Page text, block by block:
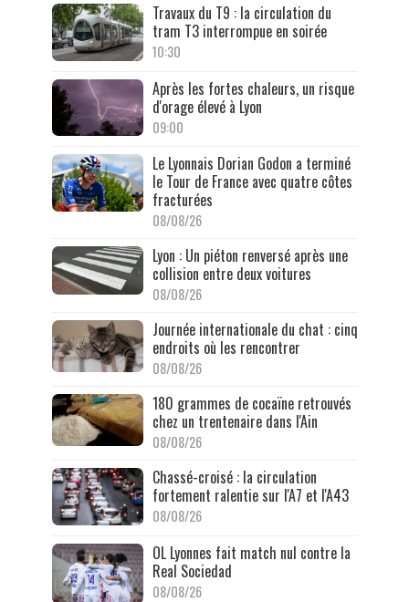
Travaux du T9 : la circulation du
tram T3 interrompue en soirée
10:30
Après les fortes chaleurs, un risque
d'orage élevé à Lyon
09:00
Le Lyonnais Dorian Godon a terminé
le Tour de France avec quatre côtes
fracturées
08/08/26
Lyon : Un piéton renversé après une
collision entre deux voitures
08/08/26
Journée internationale du chat : cinq
endroits où les rencontrer
08/08/26
180 grammes de cocaïne retrouvés
chez un trentenaire dans l'Ain
08/08/26
Chassé-croisé : la circulation
fortement ralentie sur l'A7 et l'A43
08/08/26
OL Lyonnes fait match nul contre la
Real Sociedad
08/08/26